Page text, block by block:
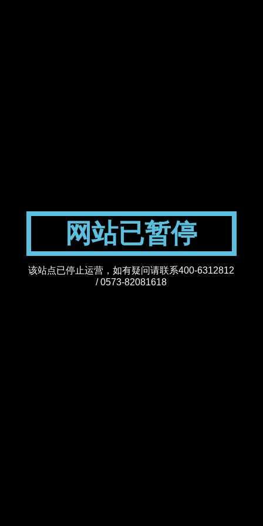
网站已暂停
该站点已停止运营，如有疑问请联系400-6312812
/ 0573-82081618